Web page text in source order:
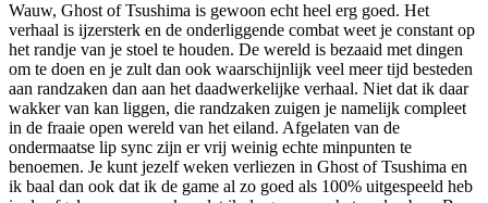
Wauw, Ghost of Tsushima is gewoon echt heel erg goed. Het
verhaal is ijzersterk en de onderliggende combat weet je constant op
het randje van je stoel te houden. De wereld is bezaaid met dingen
om te doen en je zult dan ook waarschijnlijk veel meer tijd besteden
aan randzaken dan aan het daadwerkelijke verhaal. Niet dat ik daar
wakker van kan liggen, die randzaken zuigen je namelijk compleet
in de fraaie open wereld van het eiland. Afgelaten van de
ondermaatse lip sync zijn er vrij weinig echte minpunten te
benoemen. Je kunt jezelf weken verliezen in Ghost of Tsushima en
ik baal dan ook dat ik de game al zo goed als 100% uitgespeeld heb